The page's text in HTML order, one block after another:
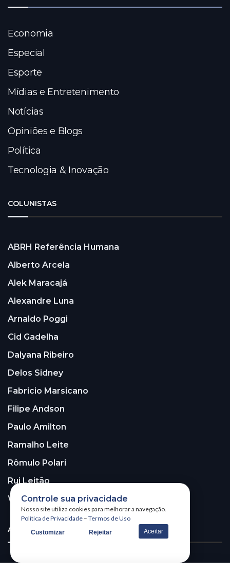
Economia
Especial
Esporte
Mídias e Entretenimento
Notícias
Opiniões e Blogs
Política
Tecnologia & Inovação
COLUNISTAS
ABRH Referência Humana
Alberto Arcela
Alek Maracajá
Alexandre Luna
Arnaldo Poggi
Cid Gadelha
Dalyana Ribeiro
Delos Sidney
Fabricio Marsicano
Filipe Andson
Paulo Amilton
Ramalho Leite
Rômulo Polari
Rui Leitão
Walter Santos
ASSINE A NOSSA NEWSLETTER!
Controle sua privacidade
Nosso site utiliza cookies para melhorar a navegação.
Política de Privacidade – Termos de Uso
Customizar Rejeitar Aceitar